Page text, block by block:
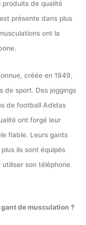
produits de qualité
présente dans plus
ont la
créée en 1949,
de sport. Des joggings
de football Adidas
ont forgé leur
fiable. Leurs gants
ils sont équipés
son téléphone
de musculation ?